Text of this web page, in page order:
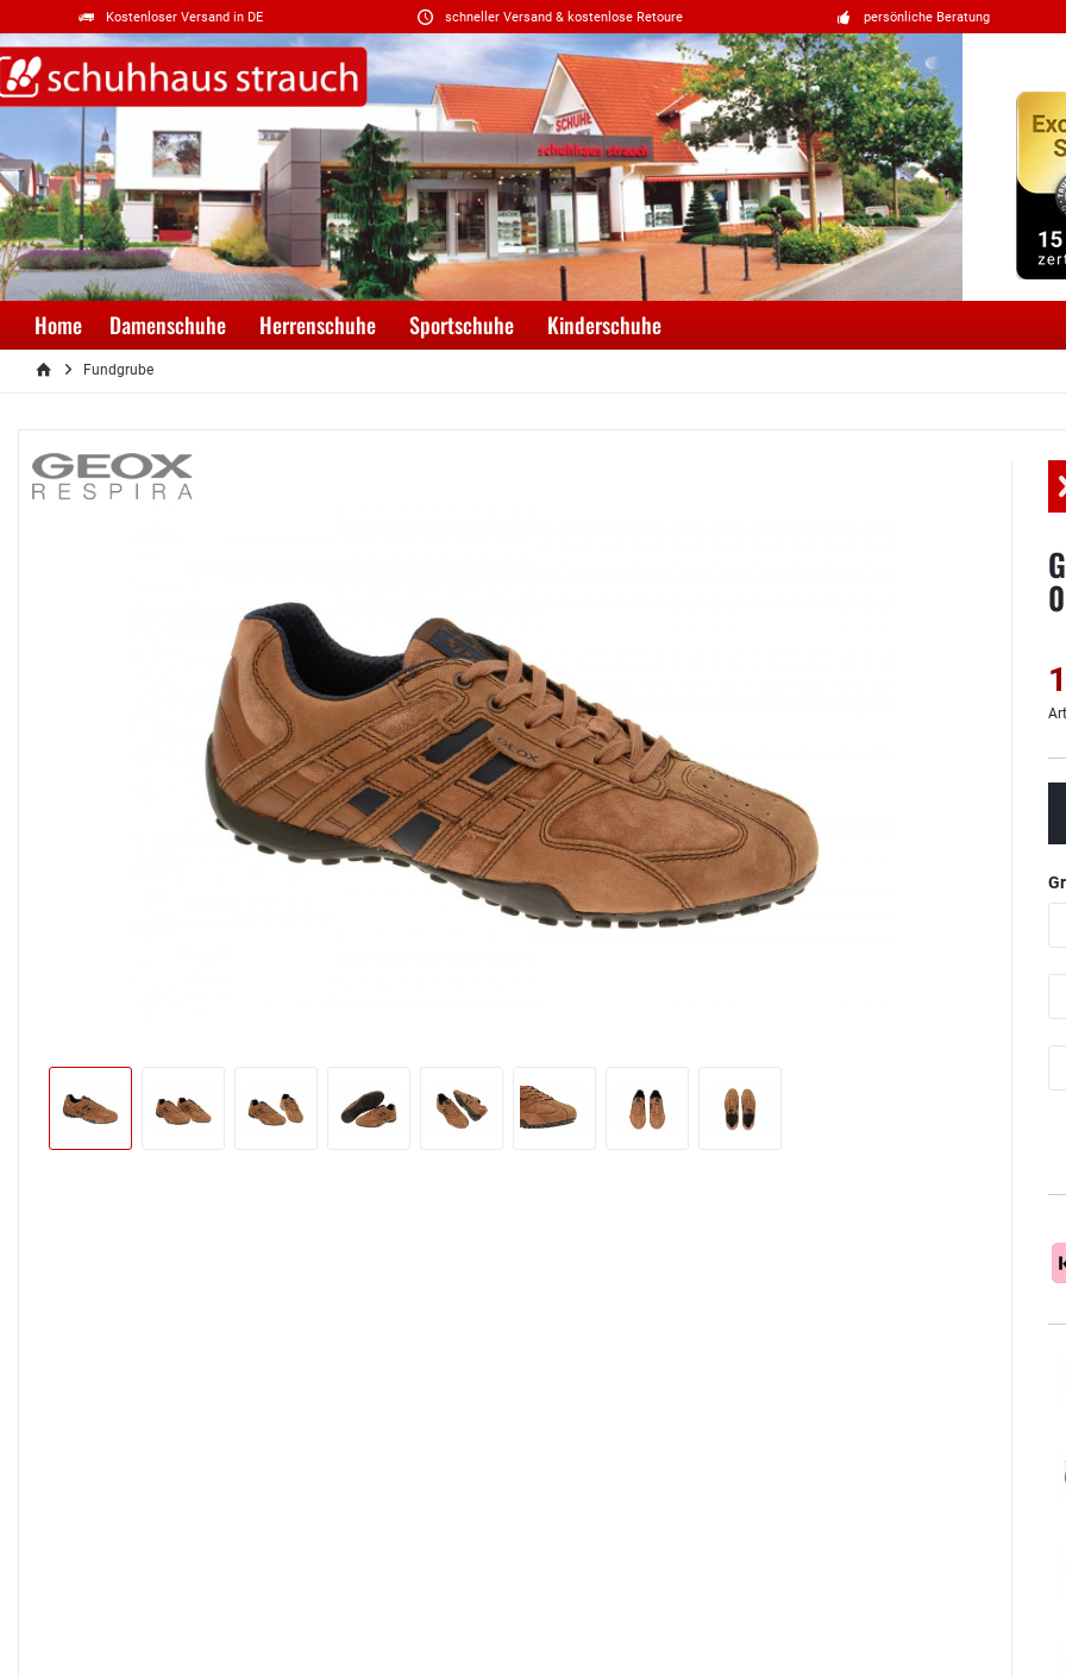
Kostenloser Versand in DE schneller Versand & kostenlose Retoure persönliche Beratung
Home Damenschuhe Herrenschuhe Sportschuhe Kinderschuhe
Fundgrube